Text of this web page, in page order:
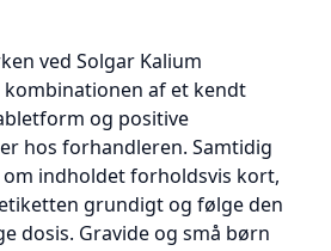
ved Solgar Kalium
kombinationen af et kendt
og positive
hos forhandleren. Samtidig
indholdet forholdsvis kort,
grundigt og følge den
dosis. Gravide og små børn